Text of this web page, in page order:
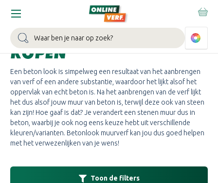
Zoeken
Home Betonlook verf
BETONLOOK VERF
KOPEN
Een beton look is simpelweg een resultaat van het aanbrengen
van verf of een andere substantie, waardoor het lijkt alsof het
oppervlak van echt beton is. Na het aanbrengen van de verf lijkt
het dus alsof jouw muur van beton is, terwijl deze ook van steen
kan zijn! Hoe gaaf is dat? Je verandert een stenen muur dus in
beton, waarbij je ook nog eens keuze hebt uit verschillende
kleuren/varianten. Betonlook muurverf kan jou dus goed helpen
met het verwezenlijken van je wens!
Toon de filters